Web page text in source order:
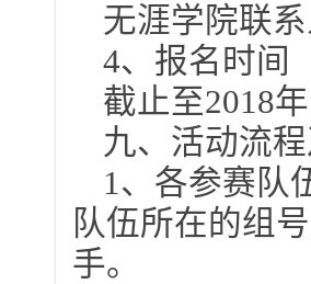
无涯学院联
4、报名时间
截止至2018
九、活动流程
1、各参赛队
队伍所在的组
手。